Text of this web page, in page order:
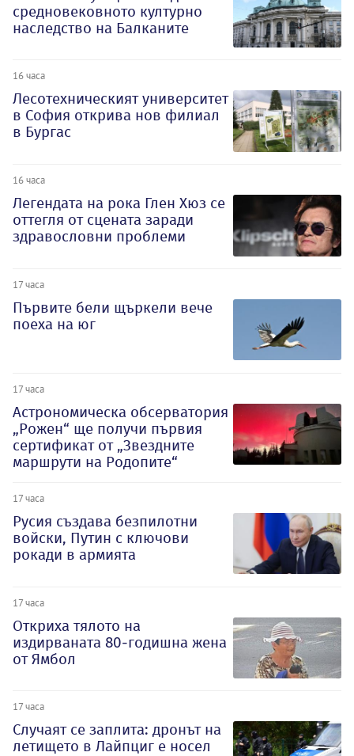
средновековното културно
наследство на Балканите
16 часа
Лесотехническият университет
в София открива нов филиал
в Бургас
16 часа
Легендата на рока Глен Хюз се
оттегля от сцената заради
здравословни проблеми
17 часа
Първите бели щъркели вече
поеха на юг
17 часа
Астрономическа обсерватория
„Рожен“ ще получи първия
сертификат от „Звездните
маршрути на Родопите“
17 часа
Русия създава безпилотни
войски, Путин с ключови
рокади в армията
17 часа
Откриха тялото на
издирваната 80-годишна жена
от Ямбол
17 часа
Случаят се заплита: дронът на
летището в Лайпциг е носел